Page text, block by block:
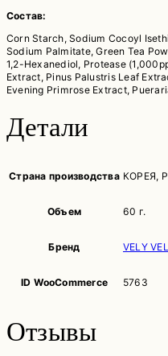
Состав:
Corn Starch, Sodium Cocoyl
Sodium Palmitate, Green Tea
1,2-Hexanediol, Protease
Extract, Pinus Palustris Leaf
Evening Primrose Extract,
Детали
Страна производства КОРЕЯ,
Объем 60 г.
Бренд VELY
ID WooCommerce 5763
Отзывы